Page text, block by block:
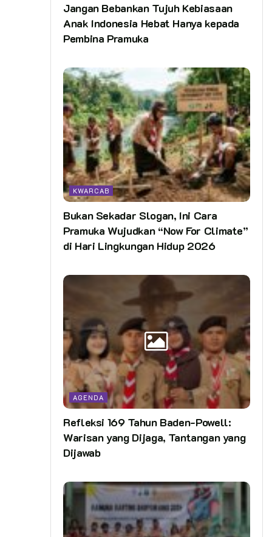
Jangan Bebankan Tujuh Kebiasaan
Anak Indonesia Hebat Hanya kepada
Pembina Pramuka
KWARCAB
Bukan Sekadar Slogan, Ini Cara
Pramuka Wujudkan “Now For Climate”
di Hari Lingkungan Hidup 2026
AGENDA
Refleksi 169 Tahun Baden-Powell:
Warisan yang Dijaga, Tantangan yang
Dijawab